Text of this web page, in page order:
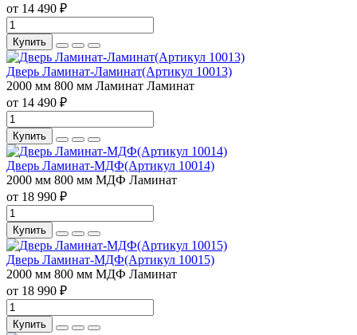
от 14 490 ₽
Купить
Дверь Ламинат-Ламинат(Артикул 10013)
2000 мм 800 мм Ламинат Ламинат
от 14 490 ₽
Купить
Дверь Ламинат-МДФ(Артикул 10014)
2000 мм 800 мм МДФ Ламинат
от 18 990 ₽
Купить
Дверь Ламинат-МДФ(Артикул 10015)
2000 мм 800 мм МДФ Ламинат
от 18 990 ₽
Купить